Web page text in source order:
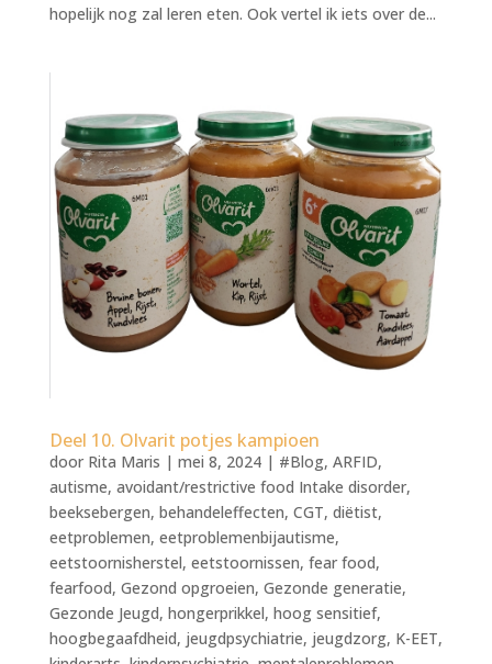
hopelijk nog zal leren eten. Ook vertel ik iets over de...
Deel 10. Olvarit potjes kampioen
door Rita Maris | mei 8, 2024| #Blog, ARFID,
autisme, avoidant/restrictive food Intake disorder,
beeksebergen, behandeleffecten, CGT, diëtist,
eetproblemen, eetproblemenbijautisme,
eetstoornisherstel, eetstoornissen, fear food,
fearfood, Gezond opgroeien, Gezonde generatie,
Gezonde Jeugd, hongerprikkel, hoog sensitief,
hoogbegaafdheid, jeugdpsychiatrie, jeugdzorg, K-EET,